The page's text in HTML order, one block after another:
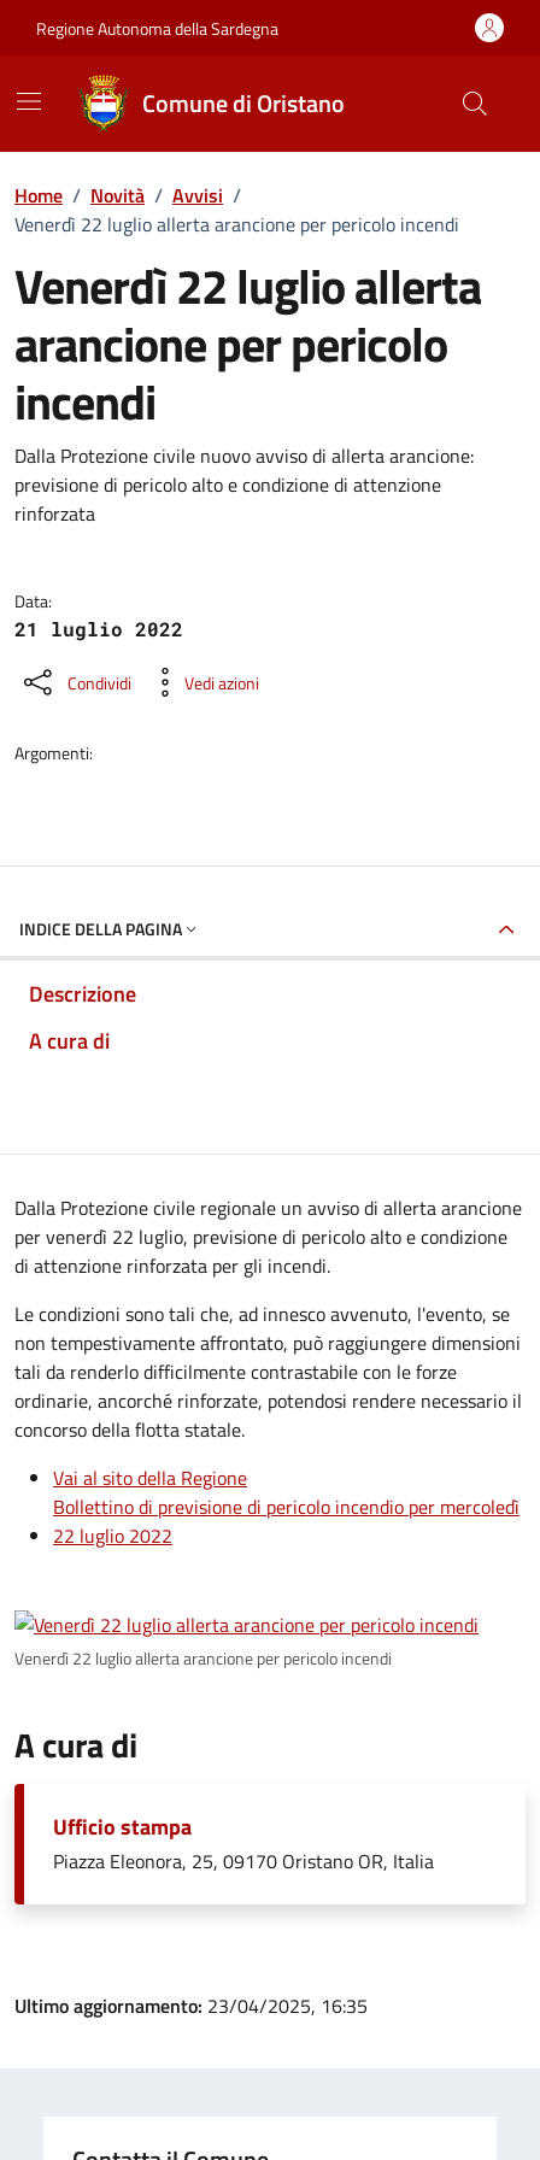
Regione Autonoma della Sardegna
Comune di Oristano
Home / Novità / Avvisi /
Venerdì 22 luglio allerta arancione per pericolo incendi
Venerdì 22 luglio allerta
arancione per pericolo
incendi
Dettagli della notizia
Dalla Protezione civile nuovo avviso di allerta arancione:
previsione di pericolo alto e condizione di attenzione
rinforzata
Data:
21 luglio 2022
Condividi Vedi azioni
Argomenti:
INDICE DELLA PAGINA
Descrizione
A cura di
Dalla Protezione civile regionale un avviso di allerta arancione
per venerdì 22 luglio, previsione di pericolo alto e condizione
di attenzione rinforzata per gli incendi.
Le condizioni sono tali che, ad innesco avvenuto, l'evento, se
non tempestivamente affrontato, può raggiungere dimensioni
tali da renderlo difficilmente contrastabile con le forze
ordinarie, ancorché rinforzate, potendosi rendere necessario il
concorso della flotta statale.
Vai al sito della Regione
Bollettino di previsione di pericolo incendio per mercoledì
22 luglio 2022
Venerdì 22 luglio allerta arancione per pericolo incendi
A cura di
Ufficio stampa
Piazza Eleonora, 25, 09170 Oristano OR, Italia
Ultimo aggiornamento: 23/04/2025, 16:35